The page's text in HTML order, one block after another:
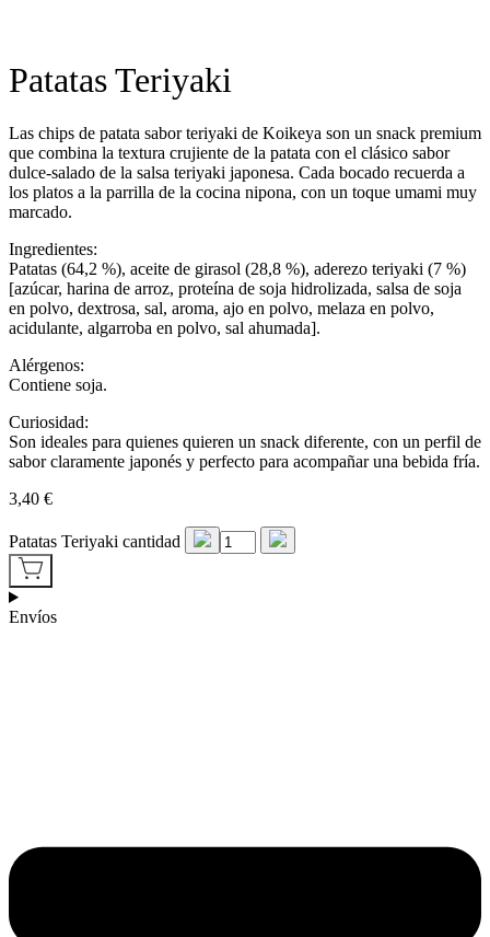
Patatas Teriyaki
Las chips de patata sabor teriyaki de Koikeya son un snack premium
que combina la textura crujiente de la patata con el clásico sabor
dulce-salado de la salsa teriyaki japonesa. Cada bocado recuerda a
los platos a la parrilla de la cocina nipona, con un toque umami muy
marcado.
Ingredientes:
Patatas (64,2 %), aceite de girasol (28,8 %), aderezo teriyaki (7 %)
[azúcar, harina de arroz, proteína de soja hidrolizada, salsa de soja
en polvo, dextrosa, sal, aroma, ajo en polvo, melaza en polvo,
acidulante, algarroba en polvo, sal ahumada].
Alérgenos:
Contiene soja.
Curiosidad:
Son ideales para quienes quieren un snack diferente, con un perfil de
sabor claramente japonés y perfecto para acompañar una bebida fría.
3,40 €
Patatas Teriyaki cantidad
Envíos